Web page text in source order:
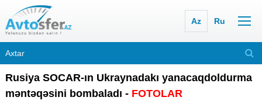
Az Ru
Rusiya SOCAR-ın Ukraynadakı yanacaqdoldurma
məntəqəsini bombaladı - FOTOLAR